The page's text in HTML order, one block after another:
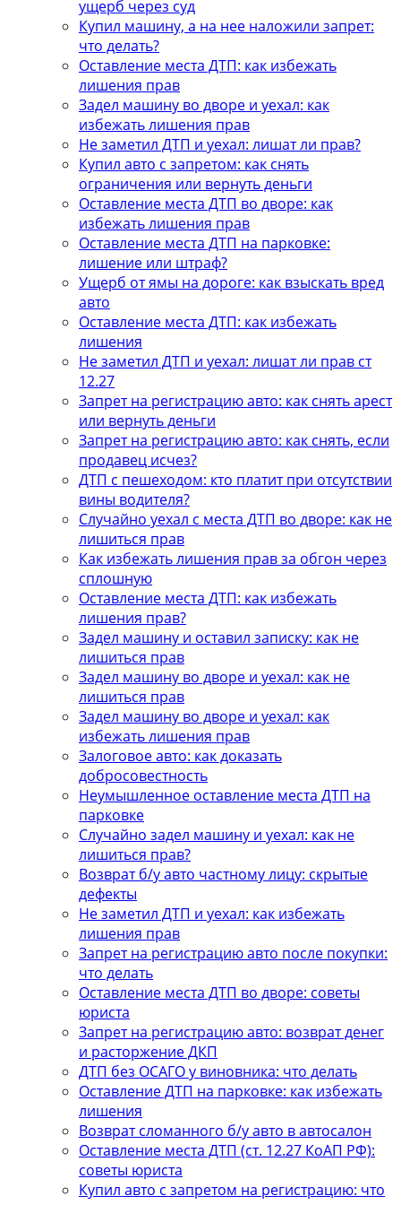
ущерб через суд
Купил машину, а на нее наложили запрет:
что делать?
Оставление места ДТП: как избежать
лишения прав
Задел машину во дворе и уехал: как
избежать лишения прав
Не заметил ДТП и уехал: лишат ли прав?
Купил авто с запретом: как снять
ограничения или вернуть деньги
Оставление места ДТП во дворе: как
избежать лишения прав
Оставление места ДТП на парковке:
лишение или штраф?
Ущерб от ямы на дороге: как взыскать вред
авто
Оставление места ДТП: как избежать
лишения
Не заметил ДТП и уехал: лишат ли прав ст
12.27
Запрет на регистрацию авто: как снять арест
или вернуть деньги
Запрет на регистрацию авто: как снять, если
продавец исчез?
ДТП с пешеходом: кто платит при отсутствии
вины водителя?
Случайно уехал с места ДТП во дворе: как не
лишиться прав
Как избежать лишения прав за обгон через
сплошную
Оставление места ДТП: как избежать
лишения прав?
Задел машину и оставил записку: как не
лишиться прав
Задел машину во дворе и уехал: как не
лишиться прав
Задел машину во дворе и уехал: как
избежать лишения прав
Залоговое авто: как доказать
добросовестность
Неумышленное оставление места ДТП на
парковке
Случайно задел машину и уехал: как не
лишиться прав?
Возврат б/у авто частному лицу: скрытые
дефекты
Не заметил ДТП и уехал: как избежать
лишения прав
Запрет на регистрацию авто после покупки:
что делать
Оставление места ДТП во дворе: советы
юриста
Запрет на регистрацию авто: возврат денег
и расторжение ДКП
ДТП без ОСАГО у виновника: что делать
Оставление ДТП на парковке: как избежать
лишения
Возврат сломанного б/у авто в автосалон
Оставление места ДТП (ст. 12.27 КоАП РФ):
советы юриста
Купил авто с запретом на регистрацию: что